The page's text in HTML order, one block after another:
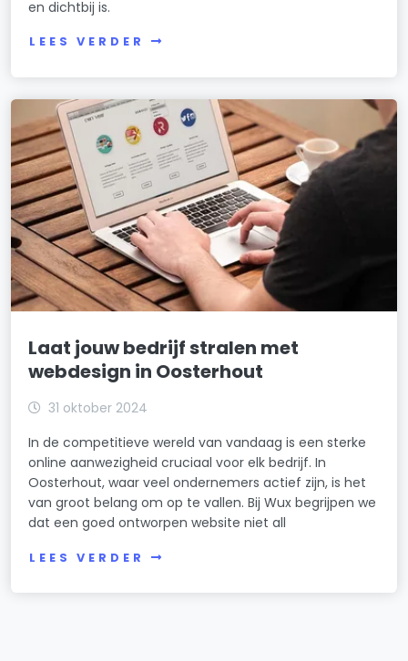
en dichtbij is.
LEES VERDER
Laat jouw bedrijf stralen met
webdesign in Oosterhout
31 oktober 2024
In de competitieve wereld van vandaag is een sterke
online aanwezigheid cruciaal voor elk bedrijf. In
Oosterhout, waar veel ondernemers actief zijn, is het
van groot belang om op te vallen. Bij Wux begrijpen we
dat een goed ontworpen website niet all
LEES VERDER